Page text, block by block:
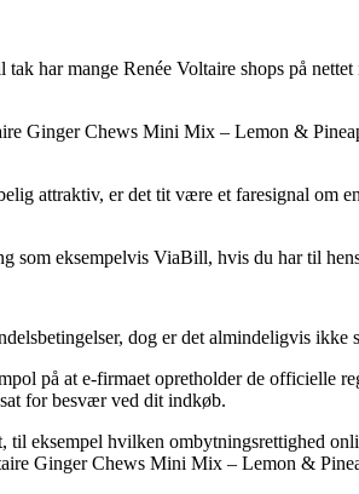
har mange Renée Voltaire shops på
Ginger Chews Mini Mix – Lemon &
attraktiv, er det tit være et faresignal om
som eksempelvis ViaBill, hvis du har til
dog er det almindeligvis ikke
på at e-firmaet opretholder de officielle
for besvær ved dit indkøb.
eksempel hvilken ombytningsrettighed
Ginger Chews Mini Mix – Lemon &